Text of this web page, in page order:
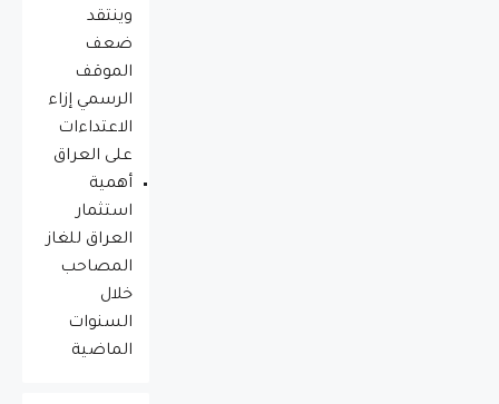
وينتقد
ضعف
الموقف
الرسمي إزاء
الاعتداءات
على العراق
أهمية
استثمار
العراق للغاز
المصاحب
خلال
السنوات
الماضية